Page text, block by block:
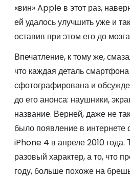
«вин» Apple в этот раз,
ей удалось улучшить уже и
оставив при этом его до
Впечатление, к тому же,
что каждая деталь
сфотографирована и
до его анонса: наушники,
название. Верней, даже не
было появление в интернете
iPhone 4 в апреле 2010 года.
разовый характер, а то, что
году, больше похоже на